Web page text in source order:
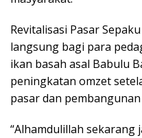
Revitalisasi Pasar
langsung bagi para
ikan basah asal Babulu
peningkatan omzet
pasar dan pembangunan
“Alhamdulillah sekarang